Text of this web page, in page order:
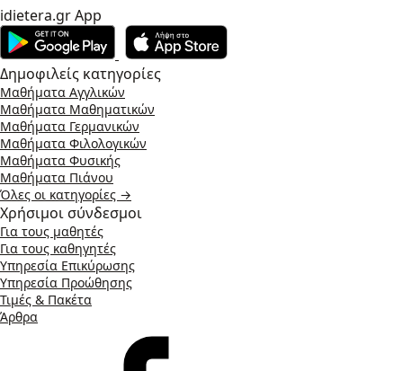
idietera.gr App
Δημοφιλείς κατηγορίες
Μαθήματα Αγγλικών
Μαθήματα Μαθηματικών
Μαθήματα Γερμανικών
Μαθήματα Φιλολογικών
Μαθήματα Φυσικής
Μαθήματα Πιάνου
Όλες οι κατηγορίες →
Χρήσιμοι σύνδεσμοι
Για τους μαθητές
Για τους καθηγητές
Υπηρεσία Επικύρωσης
Υπηρεσία Προώθησης
Τιμές & Πακέτα
Άρθρα